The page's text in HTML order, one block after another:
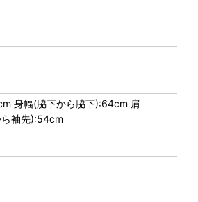
身幅(脇下から脇下):64cm 肩
袖先):54cm